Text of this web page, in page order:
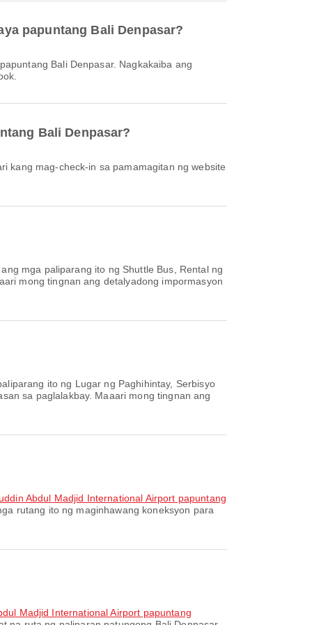
papuntang Bali Denpasar?
Bali Denpasar?
mga paliparang ito ng Shuttle Bus, Rental ng
mong tingnan ang detalyadong impormasyon
ito ng Lugar ng Paghihintay, Serbisyo
sa paglalakbay. Maaari mong tingnan ang
Abdul Madjid International Airport papuntang
rutang ito ng maginhawang koneksyon para
Madjid International Airport papuntang